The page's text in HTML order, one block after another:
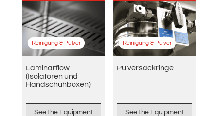
Reinigung & Pulver
Laminarflow
(Isolatoren und
Handschuhboxen)
See the Equipment
Reinigung & Pulver
Pulversackringe
See the Equipment